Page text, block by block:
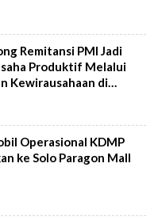
Remitansi PMI Jadi
Produktif Melalui
Kewirausahaan di
Operasional KDMP
ke Solo Paragon Mall